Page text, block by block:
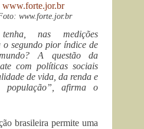
www.forte.jor.br
nas medições
segundo pior índice de
A questão da
com políticas sociais
de vida, da renda e
afirma o
brasileira permite uma